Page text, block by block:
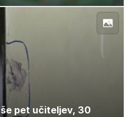
pet učiteljev, 30